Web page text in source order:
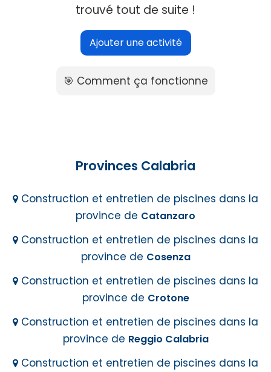
trouvé tout de suite !
Ajouter une activité
🎯 Comment ça fonctionne
Provinces Calabria
Construction et entretien de piscines dans la
province de Catanzaro
Construction et entretien de piscines dans la
province de Cosenza
Construction et entretien de piscines dans la
province de Crotone
Construction et entretien de piscines dans la
province de Reggio Calabria
Construction et entretien de piscines dans la